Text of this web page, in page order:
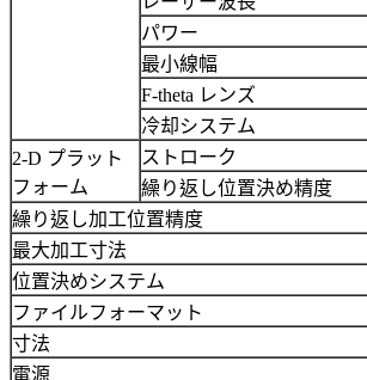
パワー
最小線幅
F-theta レンズ
冷却システム
2-D プラット
フォーム
ストローク
繰り返し位置決め精度
繰り返し加工位置精度
最大加工寸法
位置決めシステム
ファイルフォーマット
寸法
電源